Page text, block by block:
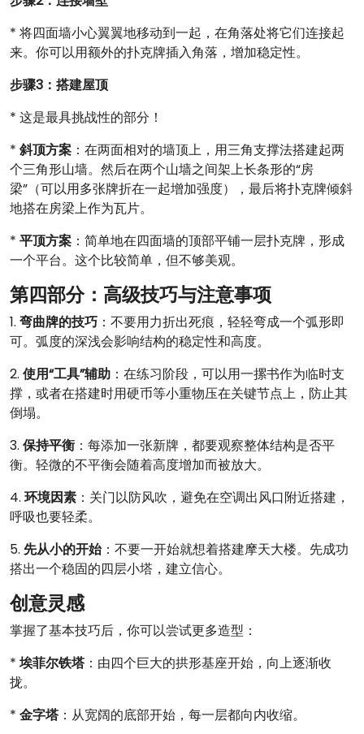
* 将四面墙小心翼翼地移动到一起，在角落处将它们连接起
来。你可以用额外的扑克牌插入角落，增加稳定性。
步骤3：搭建屋顶
* 这是最具挑战性的部分！
* 斜顶方案 ：在两面相对的墙顶上，用三角支撑法搭建起两
个三角形山墙。然后在两个山墙之间架上长条形的“房
梁”（可以用多张牌折在一起增加强度），最后将扑克牌倾斜
地搭在房梁上作为瓦片。
* 平顶方案 ：简单地在四面墙的顶部平铺一层扑克牌，形成
一个平台。这个比较简单，但不够美观。
第四部分：高级技巧与注意事项
1. 弯曲牌的技巧 ：不要用力折出死痕，轻轻弯成一个弧形即
可。弧度的深浅会影响结构的稳定性和高度。
2. 使用“工具”辅助 ：在练习阶段，可以用一摞书作为临时支
撑，或者在搭建时用硬币等小重物压在关键节点上，防止其
倒塌。
3. 保持平衡 ：每添加一张新牌，都要观察整体结构是否平
衡。轻微的不平衡会随着高度增加而被放大。
4. 环境因素 ：关门以防风吹，避免在空调出风口附近搭建，
呼吸也要轻柔。
5. 先从小的开始：不要一开始就想着搭建摩天大楼。先成功
搭出一个稳固的四层小塔，建立信心。
创意灵感
掌握了基本技巧后，你可以尝试更多造型：
* 埃菲尔铁塔：由四个巨大的拱形基座开始，向上逐渐收
拢。
* 金字塔：从宽阔的底部开始，每一层都向内收缩。